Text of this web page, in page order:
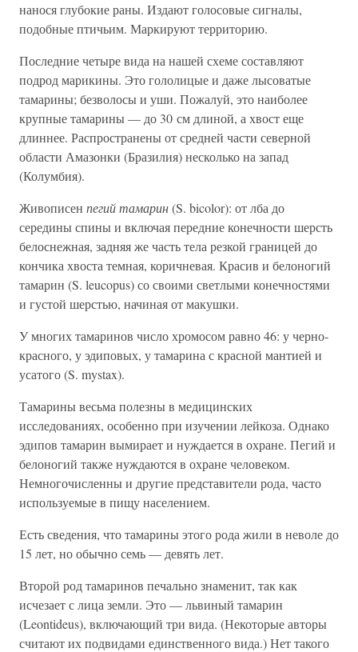
нанося глубокие раны. Издают голосовые сигналы,
подобные птичьим. Маркируют территорию.
Последние четыре вида на нашей схеме составляют
подрод марикины. Это гололицые и даже лысоватые
тамарины; безволосы и уши. Пожалуй, это наиболее
крупные тамарины — до 30 см длиной, а хвост еще
длиннее. Распространены от средней части северной
области Амазонки (Бразилия) несколько на запад
(Колумбия).
Живописен пегий тамарин(S. bicolor): от лба до
середины спины и включая передние конечности шерсть
белоснежная, задняя же часть тела резкой границей до
кончика хвоста темная, коричневая. Красив и белоногий
тамарин (S. leucopus) со своими светлыми конечностями
и густой шерстью, начиная от макушки.
У многих тамаринов число хромосом равно 46: у черно-
красного, у эдиповых, у тамарина с красной мантией и
усатого (S. mystax).
Тамарины весьма полезны в медицинских
исследованиях, особенно при изучении лейкоза. Однако
эдипов тамарин вымирает и нуждается в охране. Пегий и
белоногий также нуждаются в охране человеком.
Немногочисленны и другие представители рода, часто
используемые в пищу населением.
Есть сведения, что тамарины этого рода жили в неволе до
15 лет, но обычно семь — девять лет.
Второй род тамаринов печально знаменит, так как
исчезает с лица земли. Это — львиный тамарин
(Leontideus), включающий три вида. (Некоторые авторы
считают их подвидами единственного вида.) Нет такого